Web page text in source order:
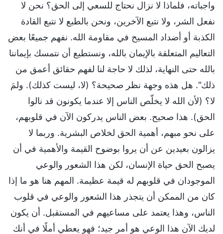
واجباته، فلماذا لا نزال نحتاج للسعي إلى الحق؟ نحن لا
نفعل الشر، ولا نتبع الآخرين، ونحن بالطبع لا نتبع القادة
الكذبة أو أضداد المسيح في مقاومة الله. نفهم جميعًا بعض
التعاليم المتعلقة بالإيمان بالله، ونستطيع أن نتمسك بإيماننا
بالله حتى النهاية، لذلك لا حاجة لنا لفهم حقائق أعمق من
ذلك". هل هذه وجهة نظر صحيحة؟ (لا، ليست كذلك). ولمَ
لا؟ (لأن الله لا يخلّص الناس إلا عندما يكونون قد نالوا
الحق). هذا صحيح. بعض الناس يدركون الآن في قلوبهم،
على نحو مبهم، أهمية الحق لخلاص البشرية. وربما لا
يزالون بعيدين عن أن يروا بوضوح القيمة والأهمية في أن
يصبح الحق حياة الإنسان، لكن هذا الشعور والوعي
الموجودان في قلوبهم له قيمة عظيمة. المهم هنا هو ما إذا
كان من الممكن أن يتجذر هذا الشعور والوعي في قلوب
الناس، وهذا يعتمد على مساعيهم في المستقبل. أن يكون
لديك الآن هذا الوعي هو أمر جيد؛ فهو يعطي أملًا في أنك